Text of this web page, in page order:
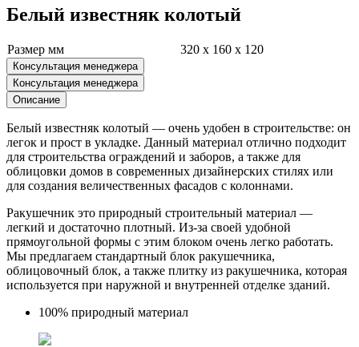
Белый известняк колотый
Размер мм 320 x 160 x 120
Консультация менеджера
Консультация менеджера
Описание
Белый известняк колотый — очень удобен в строительстве: он
легок и прост в укладке. Данный материал отлично подходит
для строительства ограждений и заборов, а также для
облицовки домов в современных дизайнерских стилях или
для создания величественных фасадов с колоннами.
Ракушечник это природный строительный материал —
легкий и достаточно плотный. Из-за своей удобной
прямоугольной формы с этим блоком очень легко работать.
Мы предлагаем стандартный блок ракушечника,
облицовочный блок, а также плитку из ракушечника, которая
используется при наружной и внутренней отделке зданий.
100% природный материал